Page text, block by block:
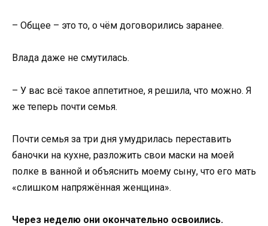
– Общее – это то, о чём договорились заранее.
Влада даже не смутилась.
– У вас всё такое аппетитное, я решила, что можно. Я
же теперь почти семья.
Почти семья за три дня умудрилась переставить
баночки на кухне, разложить свои маски на моей
полке в ванной и объяснить моему сыну, что его мать
«слишком напряжённая женщина».
Через неделю они окончательно освоились.